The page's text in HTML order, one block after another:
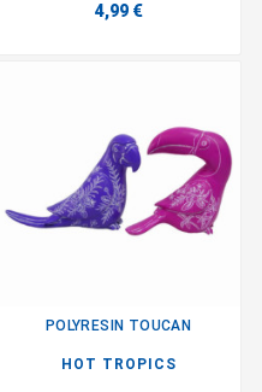
4,99 €
POLYRESIN TOUCAN
HOT TROPICS